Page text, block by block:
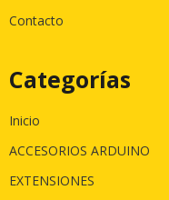
Contacto
Categorías
Inicio
ACCESORIOS ARDUINO
EXTENSIONES